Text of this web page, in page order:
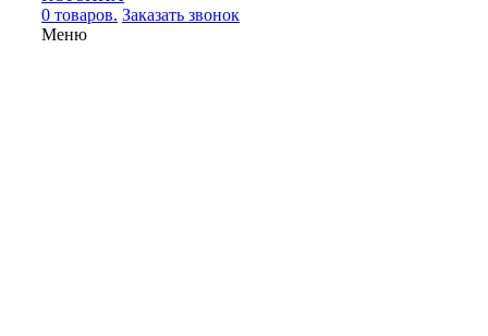
0 товаров. Заказать звонок
Меню